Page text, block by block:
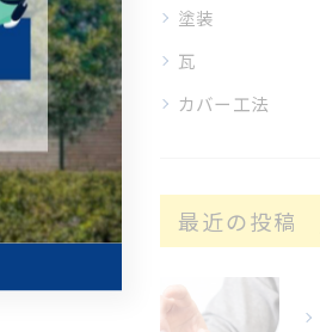
塗装
瓦
カバー工法
最近の投稿